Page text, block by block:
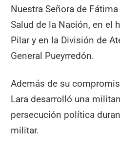
Nuestra Señora de
Salud de la Nación, en el
Pilar y en la División de
General Pueyrredón.
Además de su
Lara desarrolló una
persecución política
militar.